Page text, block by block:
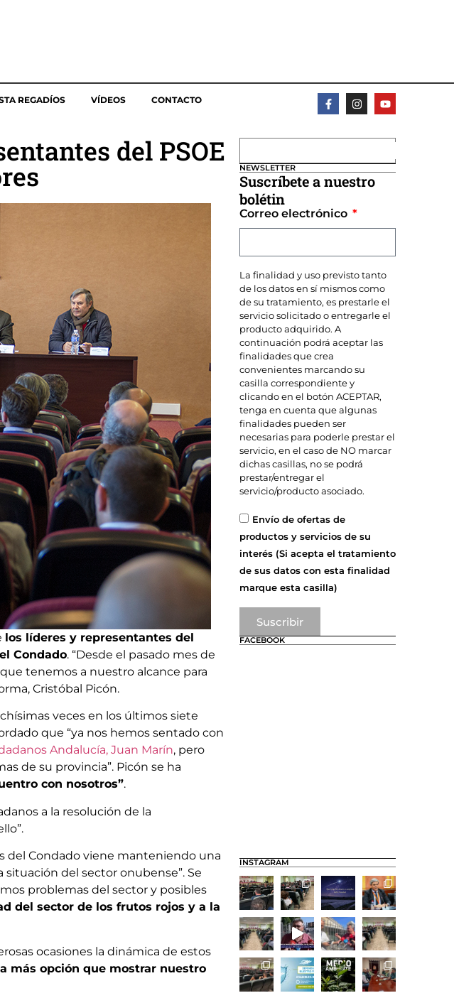
REGADÍOS VÍDEOS CONTACTO
del PSOE
los líderes y representantes del
Condado. “Desde el pasado mes de
tenemos a nuestro alcance para
Cristóbal Picón.
veces en los últimos siete
que “ya nos hemos sentado con
Andalucía, Juan Marín, pero
de su provincia”. Picón se ha
con nosotros”.
a la resolución de la
del Condado viene manteniendo una
del sector onubense”. Se
problemas del sector y posibles
del sector de los frutos rojos y a la
ocasiones la dinámica de estos
más opción que mostrar nuestro
NEWSLETTER
Suscríbete a nuestro
bolétin
Correo electrónico
La finalidad y uso previsto tanto
de los datos en sí mismos como
de su tratamiento, es prestarle el
servicio solicitado o entregarle el
producto adquirido. A
continuación podrá aceptar las
finalidades que crea
convenientes marcando su
casilla correspondiente y
clicando en el botón ACEPTAR,
tenga en cuenta que algunas
finalidades pueden ser
necesarias para poderle prestar el
servicio, en el caso de NO marcar
dichas casillas, no se podrá
prestar/entregar el
servicio/producto asociado.
Envío de ofertas de
productos y servicios de su
interés (Si acepta el tratamiento
de sus datos con esta finalidad
marque esta casilla)
Suscribir
FACEBOOK
INSTAGRAM